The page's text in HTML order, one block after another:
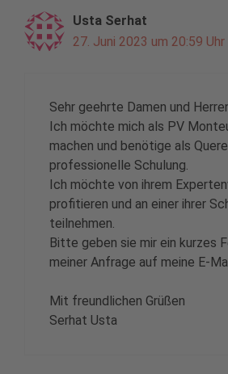
Usta Serhat
27. Juni 2023 um 20:59 Uhr
Sehr geehrte Damen und
Ich möchte mich als PV
machen und benötige als
professionelle Schulung.
Ich möchte von ihrem
profitieren und an einer ihrer
teilnehmen.
Bitte geben sie mir ein kurzes
meiner Anfrage auf meine E-
Mit freundlichen Grüßen
Serhat Usta